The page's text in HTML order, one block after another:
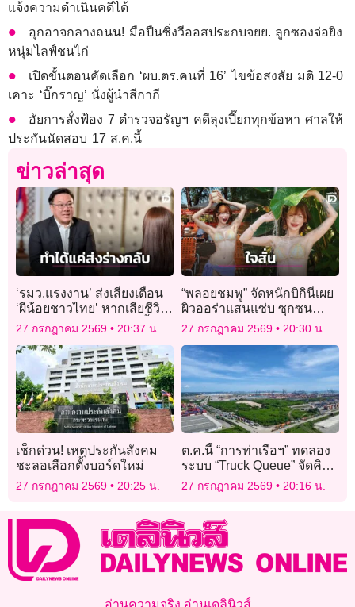
แจ้งความดำเนินคดีได้
อุกอาจกลางถนน! มือปืนซิ่งวีออสประกบจยย. ลูกซองจ่อยิง
หนุ่มไลฟ์ชนไก่
เปิดขั้นตอนคัดเลือก ‘ผบ.ตร.คนที่ 16’ ไขข้อสงสัย มติ 12-0
เคาะ ‘บิ๊กราญ’ นั่งผู้นำสีกากี
อัยการสั่งฟ้อง 7 ตำรวจอรัญฯ คดีลุงเปี๊ยกทุกข้อหา ศาลให้
ประกันนัดสอบ 17 ส.ค.นี้
ข่าวล่าสุด
‘รมว.แรงงาน’ ส่งเสียงเตือน
‘ผีน้อยชาวไทย’ หากเสียชีวิต
ทำได้แค่ส่งร่างกลับเท่านั้น
27 กรกฎาคม 2569 20:37 น.
“พลอยชมพู” จัดหนักบิกินีเผย
ผิวออร่าแสนแซ่บ ซุกซน
สดใสดูแล้วต้องไลก์รัวๆ
27 กรกฎาคม 2569 20:30 น.
เช็กด่วน! เหตุประกันสังคม
ชะลอเลือกตั้งบอร์ดใหม่
27 กรกฎาคม 2569 20:25 น.
ต.ค.นี้ “การท่าเรือฯ” ทดลอง
ระบบ “Truck Queue” จัดคิว
รถบรรทุก แก้รถติด @แหลม
27 กรกฎาคม 2569 20:16 น.
อ่านความจริง อ่านเดลินิวส์